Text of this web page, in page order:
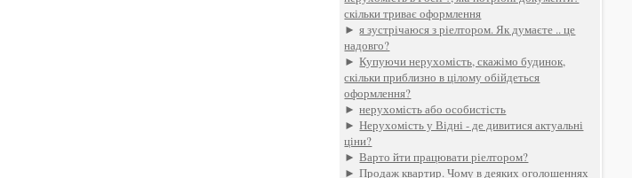
скільки триває оформлення
►я зустрічаюся з ріелтором. Як думаєте .. це
надовго?
►Купуючи нерухомість, скажімо будинок,
скільки приблизно в цілому обійдеться
оформлення?
►нерухомість або особистість
►Нерухомість у Відні - де дивитися актуальні
ціни?
►Варто йти працювати ріелтором?
►Продаж квартир. Чому в деяких оголошеннях